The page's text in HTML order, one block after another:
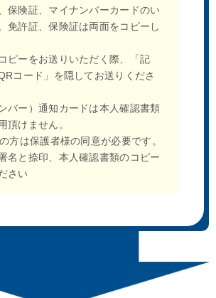
システム
画
内成美 朧桜 リトグラフ 版画
保険証、マイナンバーカードのい
免許証、保険証は両面をコピーし
ピーをお送りいただく際、「記
コード」を隠してお送りくださ
バー）通知カードは本人確認書類
頂けません。
方は保護者様の同意が必要です。
名と捺印、本人確認書類のコピー
さい